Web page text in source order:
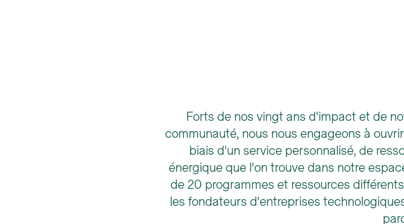
Forts de nos vingt ans d'impact et de
communauté, nous nous engageons à
biais d'un service personnalisé, de
énergique que l'on trouve dans notre
de 20 programmes et ressources
les fondateurs d'entreprises